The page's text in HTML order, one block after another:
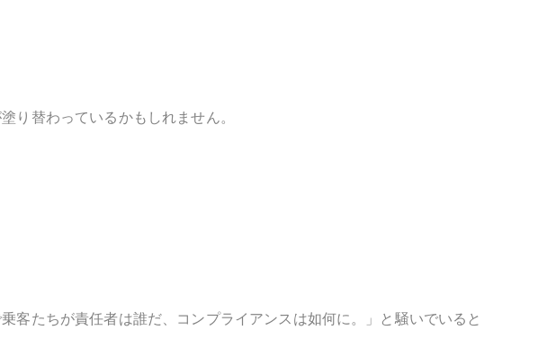
り替わっているかもしれません。
客たちが責任者は誰だ、コンプライアンスは如何に。」と騒いでいると